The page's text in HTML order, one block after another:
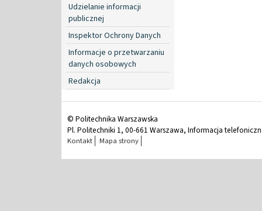
Udzielanie informacji
publicznej
Inspektor Ochrony Danych
Informacje o przetwarzaniu
danych osobowych
Redakcja
© Politechnika Warszawska
Pl. Politechniki 1, 00-661 Warszawa, Informacja
Kontakt Mapa strony